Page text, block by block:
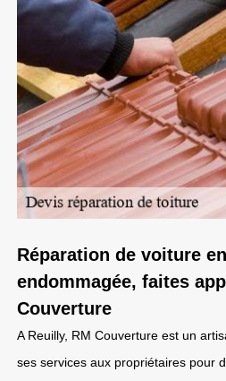
Réparation de voiture
endommagée, faites
Couverture
A Reuilly, RM Couverture est un
ses services aux propriétaires pour